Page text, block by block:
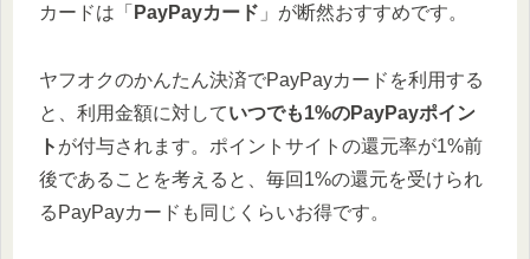
カードは「 PayPayカード 」が断然おすすめです。
ヤフオクのかんたん決済でPayPayカードを利用する
と、利用金額に対していつでも1%のPayPayポイン
ト が付与されます。ポイントサイトの還元率が1%前
後であることを考えると、毎回1%の還元を受けられ
るPayPayカードも同じくらいお得です。